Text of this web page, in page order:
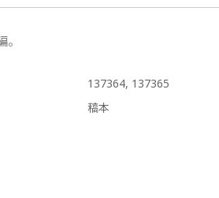
137364, 137365
稿本